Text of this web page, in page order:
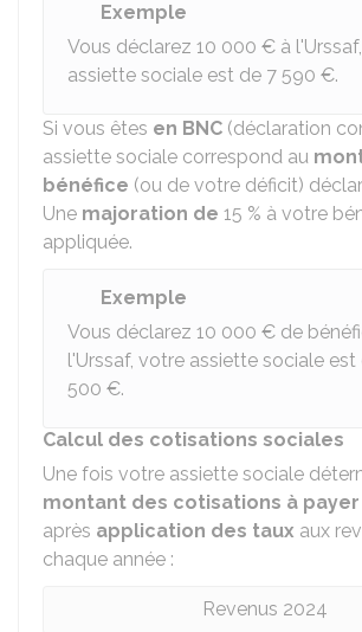
Exemple
Vous déclarez 10 000 € à
assiette sociale est de 7 590 €.
Si vous êtes en BNC (déclaration
assiette sociale correspond au
bénéfice (ou de votre déficit)
Une majoration de 15 % à votre
appliquée.
Exemple
Vous déclarez 10 000 € de
l'Urssaf, votre assiette sociale est
500 €.
Calcul des cotisations sociales
Une fois votre assiette sociale
montant des cotisations à payer
après application des taux aux
chaque année :
Revenus 2024